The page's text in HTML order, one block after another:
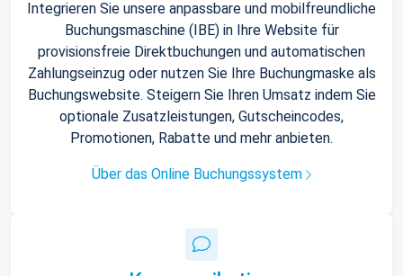
Integrieren Sie unsere anpassbare und mobilfreundliche
Buchungsmaschine (IBE) in Ihre Website für
provisionsfreie Direktbuchungen und automatischen
Zahlungseinzug oder nutzen Sie Ihre Buchungmaske als
Buchungswebsite. Steigern Sie Ihren Umsatz indem Sie
optionale Zusatzleistungen, Gutscheincodes,
Promotionen, Rabatte und mehr anbieten.
Über das Online Buchungssystem